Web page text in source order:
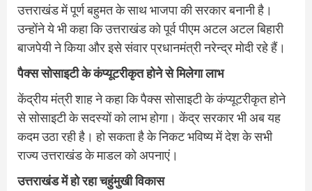
उत्तराखंड में पूर्ण बहुमत के साथ भाजपा की सरकार बनानी है।
उन्होंने ये भी कहा कि उत्तराखंड को पूर्व पीएम अटल अटल बिहारी
बाजपेयी ने किया और इसे संवार प्रधानमंत्री नरेन्द्र मोदी रहे हैं।
पैक्स सोसाइटी के कंप्यूटरीकृत होने से मिलेगा लाभ
केंद्रीय मंत्री शाह ने कहा कि पैक्स सोसाइटी के कंप्यूटरीकृत होने
से सोसाइटी के सदस्यों को लाभ होगा। केंद्र सरकार भी अब यह
कदम उठा रही है। हो सकता है के निकट भविष्य में देश के सभी
राज्य उत्तराखंड के माडल को अपनाएं।
उत्तराखंड में हो रहा चहुंमुखी विकास